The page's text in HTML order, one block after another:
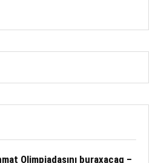
Olimpiadasını buraxacaq –